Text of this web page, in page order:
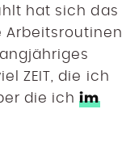
hat sich das
Arbeitsroutinen
ZEIT, die ich
die ichim